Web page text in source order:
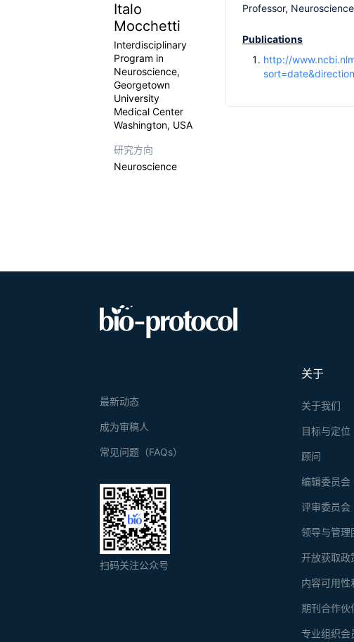
Italo
Mocchetti
Interdisciplinary
Program in
Neuroscience,
Georgetown
University
Medical Center
Washington, USA
研究方向
Neuroscience
Professor,
Publications
http://
关于
关于我们
目标与定位
顾问
编辑委员会
评审委员会
领导与管理
开放获取政
内容可用性
期刊合作伙
专业组织会
最新动态
成为审稿人
常见问题（FAQs）
扫码关注公众号